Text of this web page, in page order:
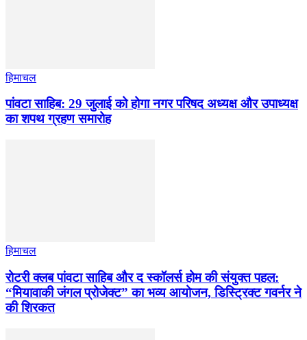
हिमाचल
पांवटा साहिब: 29 जुलाई को होगा नगर परिषद अध्यक्ष और उपाध्यक्ष
का शपथ ग्रहण समारोह
हिमाचल
​रोटरी क्लब पांवटा साहिब और द स्कॉलर्स होम की संयुक्त पहल:
“मियावाकी जंगल प्रोजेक्ट” का भव्य आयोजन, डिस्ट्रिक्ट गवर्नर ने
की शिरकत